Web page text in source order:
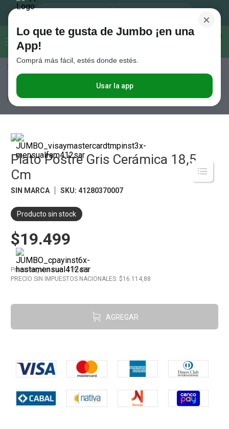
Buscar...
Seleccioná el método de entrega
×
Lo que te gusta de Jumbo ¡en una
App!
Comprá más fácil, estés donde estés.
Usar la app
Bowls, Ensaladeras, Fuentes y Bandejas
Postre Gris Cerámica 18,5 Cm
Plato Postre Gris Cerámica 18,5
Cm
SIN MARCA SKU:41280370007
Producto sin stock
$19.499
Precio regularxun: $19.499
PRECIO SIN IMPUESTOS NACIONALES: $16.114,88
AGREGAR
Términos más buscados
.
Cerveza
Galletitas
Juguetes
Yerba
Fideos
. Aceite